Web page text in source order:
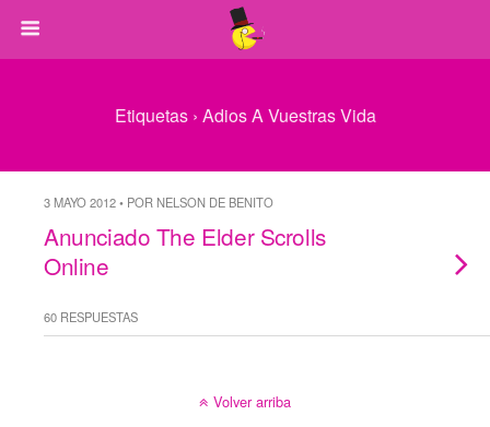
Etiquetas › Adios A Vuestras Vida
3 MAYO 2012 • POR NELSON DE BENITO
Anunciado The Elder Scrolls
Online
60 RESPUESTAS
Volver arriba